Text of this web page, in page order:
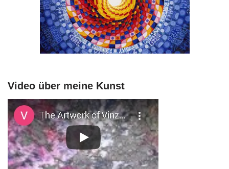
Video über meine Kunst